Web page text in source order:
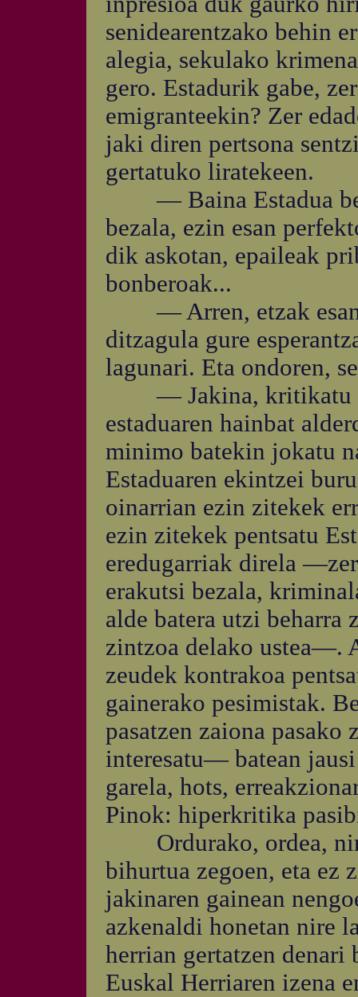
senidearentzako behin
alegia, sekulako
gero. Estadurik gabe,
emigranteekin? Zer
jaki diren pertsona
gertatuko liratekeen.
— Baina Estadua
bezala, ezin esan
dik askotan, epaileak
bonberoak...
— Arren, etzak esan
ditzagula gure
lagunari. Eta ondoren,
— Jakina, kritikatu
estaduaren hainbat
minimo batekin jokatu
Estaduaren ekintzei
oinarrian ezin zitekek
ezin zitekek pentsatu
eredugarriak direla
erakutsi bezala,
alde batera utzi beharra
zintzoa delako ustea—.
zeudek kontrakoa
gainerako pesimistak.
pasatzen zaiona
interesatu— batean
garela, hots,
Pinok: hiperkritika
Ordurako, ordea,
bihurtua zegoen, eta ez
jakinaren gainean
azkenaldi honetan nire
herrian gertatzen denari
Euskal Herriaren izena